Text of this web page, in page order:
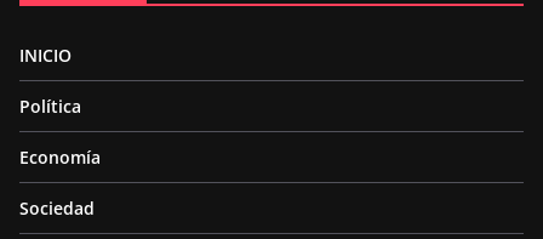
INICIO
Política
Economía
Sociedad